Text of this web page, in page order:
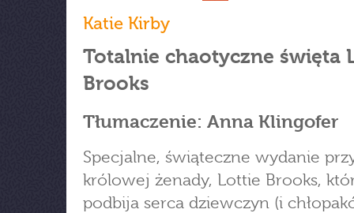
Katie Kirby
Totalnie chaotyczne święta
Brooks
Tłumaczenie: Anna Klingofer
Specjalne, świąteczne wydanie
królowej żenady, Lottie Brooks,
podbija serca dziewczyn (i